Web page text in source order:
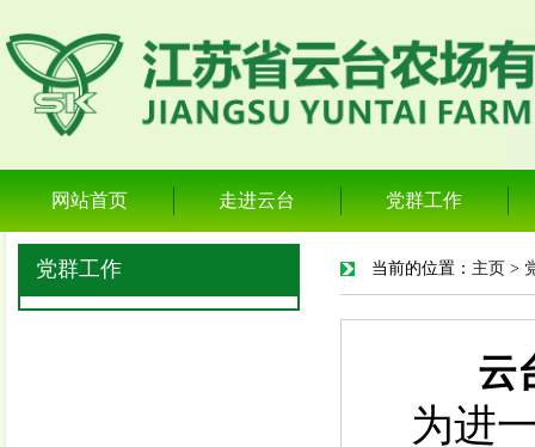
网站首页 走进云台 党群工作
党群工作 当前的位置： 主页 >
云
为进